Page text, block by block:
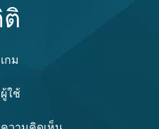
กม
ใช้